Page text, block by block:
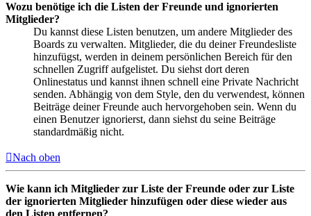
Wozu benötige ich die Listen der Freunde und ignorierten
Mitglieder?
Du kannst diese Listen benutzen, um andere Mitglieder des
Boards zu verwalten. Mitglieder, die du deiner Freundesliste
hinzufügst, werden in deinem persönlichen Bereich für den
schnellen Zugriff aufgelistet. Du siehst dort deren
Onlinestatus und kannst ihnen schnell eine Private Nachricht
senden. Abhängig von dem Style, den du verwendest, können
Beiträge deiner Freunde auch hervorgehoben sein. Wenn du
einen Benutzer ignorierst, dann siehst du seine Beiträge
standardmäßig nicht.
Nach oben
Wie kann ich Mitglieder zur Liste der Freunde oder zur Liste
der ignorierten Mitglieder hinzufügen oder diese wieder aus